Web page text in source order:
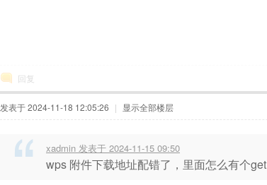
回复
发表于 2024-11-18 12:05:26 | 显示全部楼层
xadmin 发表于 2024-11-15 09:50
wps 附件下载地址配错了，里面怎么有个get